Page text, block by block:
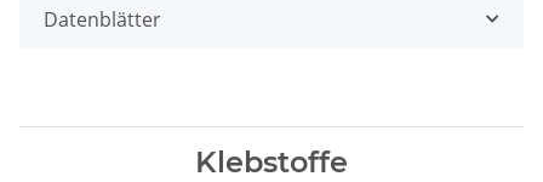
Datenblätter
Klebstoffe